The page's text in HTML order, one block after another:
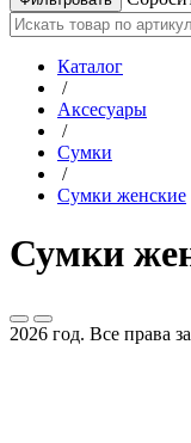
Каталог
/
Аксесуары
/
Сумки
/
Сумки женские
Сумки
2026 год. Все права